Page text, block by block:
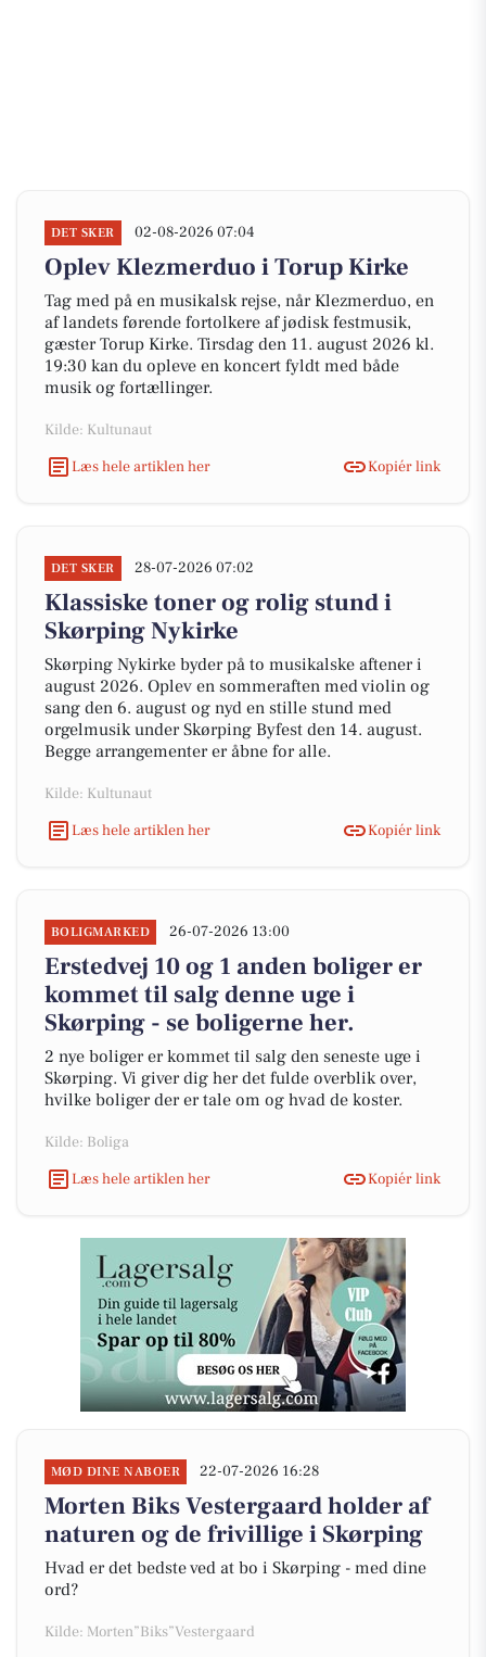
DET SKER 02-08-2026 07:04
Oplev Klezmerduo i Torup Kirke
Tag med på en musikalsk rejse, når Klezmerduo, en
af landets førende fortolkere af jødisk festmusik,
gæster Torup Kirke. Tirsdag den 11. august 2026 kl.
19:30 kan du opleve en koncert fyldt med både
musik og fortællinger.
Kilde: Kultunaut
Læs hele artiklen her
Kopiér link
DET SKER 28-07-2026 07:02
Klassiske toner og rolig stund i
Skørping Nykirke
Skørping Nykirke byder på to musikalske aftener i
august 2026. Oplev en sommeraften med violin og
sang den 6. august og nyd en stille stund med
orgelmusik under Skørping Byfest den 14. august.
Begge arrangementer er åbne for alle.
Kilde: Kultunaut
Læs hele artiklen her
Kopiér link
BOLIGMARKED 26-07-2026 13:00
Erstedvej 10 og 1 anden boliger er
kommet til salg denne uge i
Skørping - se boligerne her.
2 nye boliger er kommet til salg den seneste uge i
Skørping. Vi giver dig her det fulde overblik over,
hvilke boliger der er tale om og hvad de koster.
Kilde: Boliga
Læs hele artiklen her
Kopiér link
MØD DINE NABOER 22-07-2026 16:28
Morten Biks Vestergaard holder af
naturen og de frivillige i Skørping
Hvad er det bedste ved at bo i Skørping - med dine
ord?
Kilde: Morten”Biks”Vestergaard